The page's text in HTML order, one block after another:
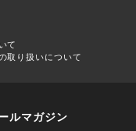
て
取り扱いについて
ルマガジン